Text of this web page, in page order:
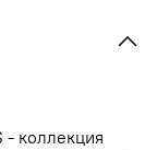
- коллекция